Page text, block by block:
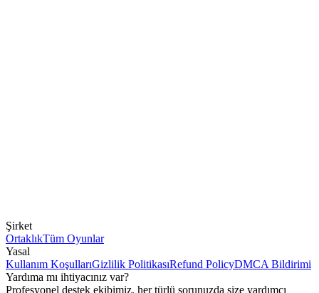
Şirket
OrtaklıkTüm Oyunlar
Yasal
Kullanım KoşullarıGizlilik PolitikasıRefund PolicyDMCA Bildirimi
Yardıma mı ihtiyacınız var?
Profesyonel destek ekibimiz, her türlü sorunuzda size yardımcı